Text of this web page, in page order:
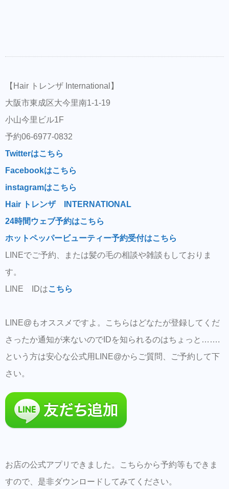
【Hair トレンザ International】
大阪市東成区大今里南1-1-19
小山今里ビル1F
予約06-6977-0832
Twitterはこちら
Facebookはこちら
instagramはこちら
Hair トレンザ INTERNATIONAL
24時間ウェブ予約はこちら
ホットペッパービューティー予約受付はこちら
LINEでご予約、または髪の毛の相談や雑談もしておりま
す。
LINE IDはこちら
LINE@もオススメですよ。こちらはどなたが登録してくだ
さったか通知が来ないのでIDを知られるのはちょっと…….
という方は安心な公式用LINE@からご質問、ご予約して下
さい。
お店の公式アプリできました。こちらから予約等もできま
すので、是非ダウンロードしてみてください。